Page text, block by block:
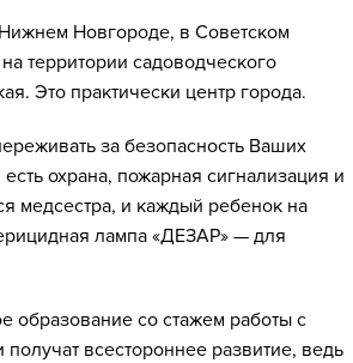
Новгороде, в Советском
территории садоводческого
Это практически центр города.
за безопасность Ваших
охрана, пожарная сигнализация и
медсестра, и каждый ребенок на
лампа «ДЕЗАР» — для
образование со стажем работы с
всестороннее развитие, ведь